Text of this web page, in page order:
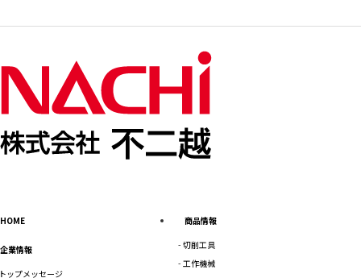
HOME
企業情報
ップメッセージ
商品情報
切削工具
工作機械